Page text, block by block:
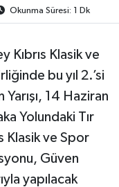
Okunma Süresi: 1 Dk
Kıbrıs Klasik ve
bu yıl 2.’si
14 Haziran
Yolundaki Tır
Klasik ve Spor
Güven
yapılacak